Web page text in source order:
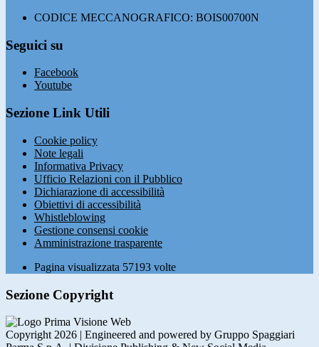
CODICE MECCANOGRAFICO: BOIS00700N
Seguici su
Facebook
Youtube
Sezione Link Utili
Cookie policy
Note legali
Informativa Privacy
Ufficio Relazioni con il Pubblico
Dichiarazione di accessibilità
Obiettivi di accessibilità
Whistleblowing
Gestione consensi cookie
Amministrazione trasparente
Pagina visualizzata 57193 volte
Sezione Copyright
Copyright 2026 | Engineered and powered by Gruppo Spaggiari